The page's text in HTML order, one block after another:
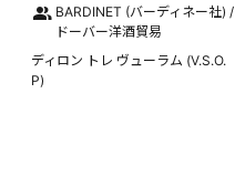
BARDINET (バーディネー社) /
ドーバー洋酒貿易
ディロン トレ ヴューラム (V.S.O.
P)